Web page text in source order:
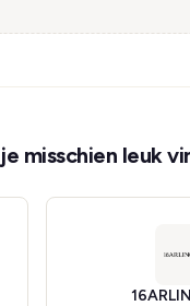
misschien leuk